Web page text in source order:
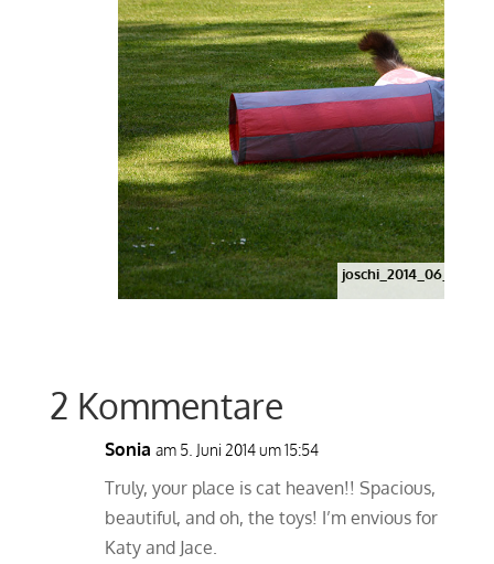
2 Kommentare
Sonia am 5. Juni 2014 um 15:54
Truly, your place is cat heaven!! Spacious,
beautiful, and oh, the toys! I’m envious for
Katy and Jace.